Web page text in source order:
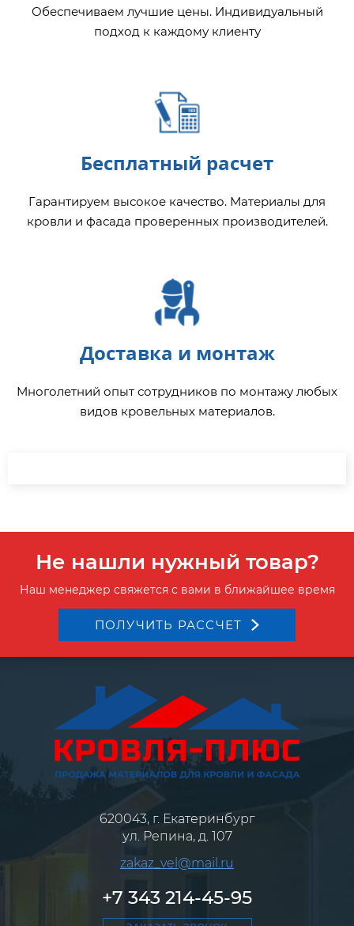
Обеспечиваем лучшие цены. Индивидуальный
подход к каждому клиенту
Бесплатный расчет
Гарантируем высокое качество. Материалы для
кровли и фасада проверенных производителей.
Доставка и монтаж
Многолетний опыт сотрудников по монтажу любых
видов кровельных материалов.
Не нашли нужный товар?
Наш менеджер свяжется с вами в ближайшее время
ПОЛУЧИТЬ РАССЧЕТ
620043, г. Екатеринбург
ул. Репина, д. 107
zakaz_vel@mail.ru
+7 343 214-45-95